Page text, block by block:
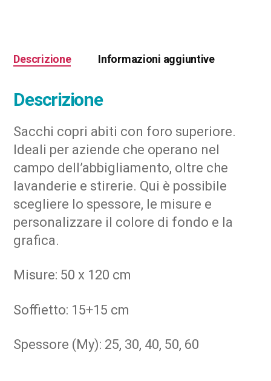
Descrizione Informazioni aggiuntive
Descrizione
Sacchi copri abiti con foro superiore.
Ideali per aziende che operano nel
campo dell’abbigliamento, oltre che
lavanderie e stirerie. Qui è possibile
scegliere lo spessore, le misure e
personalizzare il colore di fondo e la
grafica.
Misure: 50 x 120 cm
Soffietto: 15+15 cm
Spessore (My): 25, 30, 40, 50, 60